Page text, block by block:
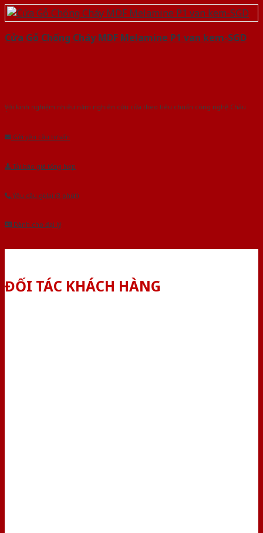
Cửa Gỗ Chống Cháy MDF Melamine P1 van kem-SGD
Với kinh nghiệm nhiêu năm nghiên cứu cửa theo tiêu chuẩn công nghệ Châu
Gửi yêu cầu tư vấn
Tải báo giá tổng hợp
Yêu cầu gọi lại (3 phút)
Dành cho đại lý
ĐỐI TÁC KHÁCH HÀNG